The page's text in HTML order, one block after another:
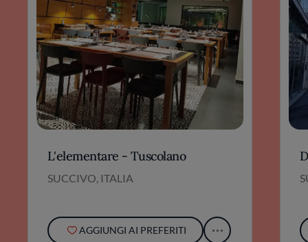
L'elementare - Tuscolano
SUCCIVO, ITALIA
AGGIUNGI AI PREFERITI